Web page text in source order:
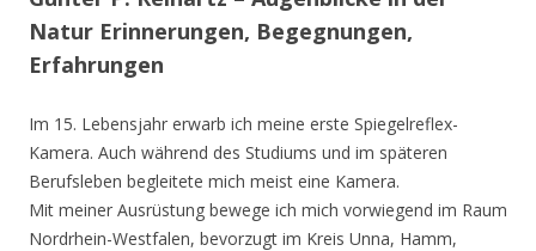
Natur Erinnerungen, Begegnungen,
Erfahrungen
Im 15. Lebensjahr erwarb ich meine erste Spiegelreflex-
Kamera. Auch während des Studiums und im späteren
Berufsleben begleitete mich meist eine Kamera.
Mit meiner Ausrüstung bewege ich mich vorwiegend im Raum
Nordrhein-Westfalen, bevorzugt im Kreis Unna, Hamm,